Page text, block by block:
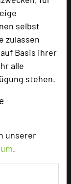
selbst
zulassen
Basis ihrer
alle
stehen.
unserer
.
2,75 m